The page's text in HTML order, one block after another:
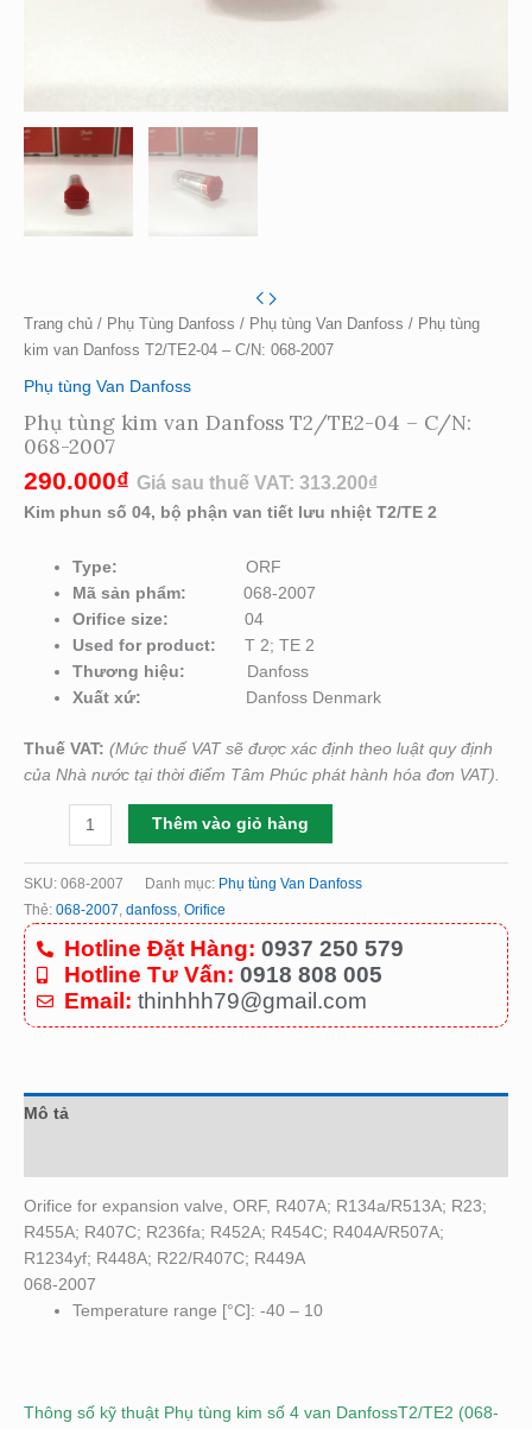
Trang chủ / Phụ Tùng Danfoss / Phụ tùng Van Danfoss / Phụ tùng
kim van Danfoss T2/TE2-04 – C/N: 068-2007
Phụ tùng Van Danfoss
Phụ tùng kim van Danfoss T2/TE2-04 – C/N:
068-2007
290.000₫ Giá sau thuế VAT: 313.200₫
Kim phun số 04, bộ phận van tiết lưu nhiệt T2/TE 2
Type:ORF
Mã sản phẩm:068-2007
Orifice size:04
Used for product:T 2; TE 2
Thương hiệu:
Danfoss
Xuất xứ:
Danfoss Denmark
Thuế VAT: (Mức thuế VAT sẽ được xác định theo luật quy định
của Nhà nước tại thời điểm Tâm Phúc phát hành hóa đơn VAT).
Thêm vào giỏ hàng
SKU: 068-2007 Danh mục: Phụ tùng Van Danfoss
Thẻ: 068-2007, danfoss, Orifice
Hotline Đặt Hàng: 0937 250 579
Hotline Tư Vấn: 0918 808 005
Email: thinhhh79@gmail.com
Mô tả
Orifice for expansion valve, ORF, R407A; R134a/R513A; R23;
R455A; R407C; R236fa; R452A; R454C; R404A/R507A;
R1234yf; R448A; R22/R407C; R449A
068-2007
Temperature range [°C]: -40 – 10
Thông số kỹ thuật Phụ tùng kim số 4 van DanfossT2/TE2 (068-